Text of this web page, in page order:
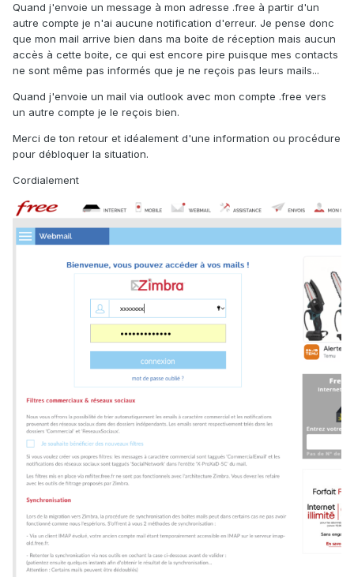
Quand j'envoie un message à mon adresse .free à partir d'un
autre compte je n'ai aucune notification d'erreur. Je pense donc
que mon mail arrive bien dans ma boite de réception mais aucun
accès à cette boite, ce qui est encore pire puisque mes contacts
ne sont même pas informés que je ne reçois pas leurs mails...
Quand j'envoie un mail via outlook avec mon compte .free vers
un autre compte je le reçois bien.
Merci de ton retour et idéalement d'une information ou procédure
pour débloquer la situation.
Cordialement